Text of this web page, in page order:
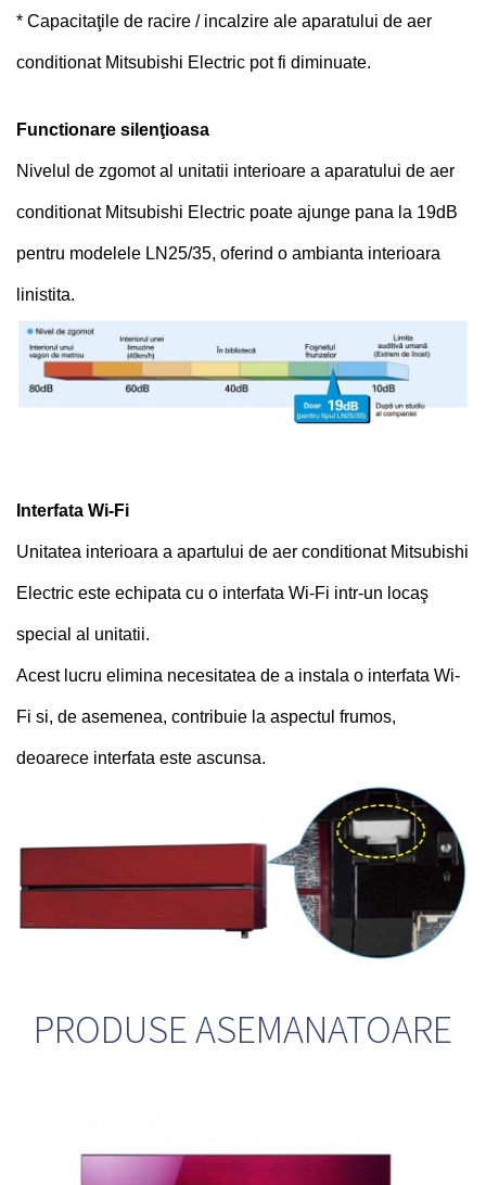
* Capacitaţile de racire / incalzire ale aparatului de aer
conditionat Mitsubishi Electric pot fi diminuate.
Functionare silenţioasa
Nivelul de zgomot al unitatii interioare a aparatului de aer
conditionat Mitsubishi Electric poate ajunge pana la 19dB
pentru modelele LN25/35, oferind o ambianta interioara
linistita.
Interfata Wi-Fi
Unitatea interioara a apartului de aer conditionat Mitsubishi
Electric este echipata cu o interfata Wi-Fi intr-un locaş
special al unitatii.
Acest lucru elimina necesitatea de a instala o interfata Wi-
Fi si, de asemenea, contribuie la aspectul frumos,
deoarece interfata este ascunsa.
PRODUSE ASEMANATOARE